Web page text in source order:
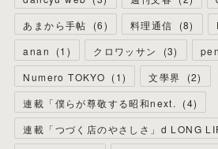
あまから手帖
(6) 料理通信 (8)
anan
(1 ) クロワッサン (3) pen
Numero TOKYO (1) 文學界 (2)
連載「僕らが尊敬する昭和next.
(4)
連載「つづく店のやさしさ」d LONG